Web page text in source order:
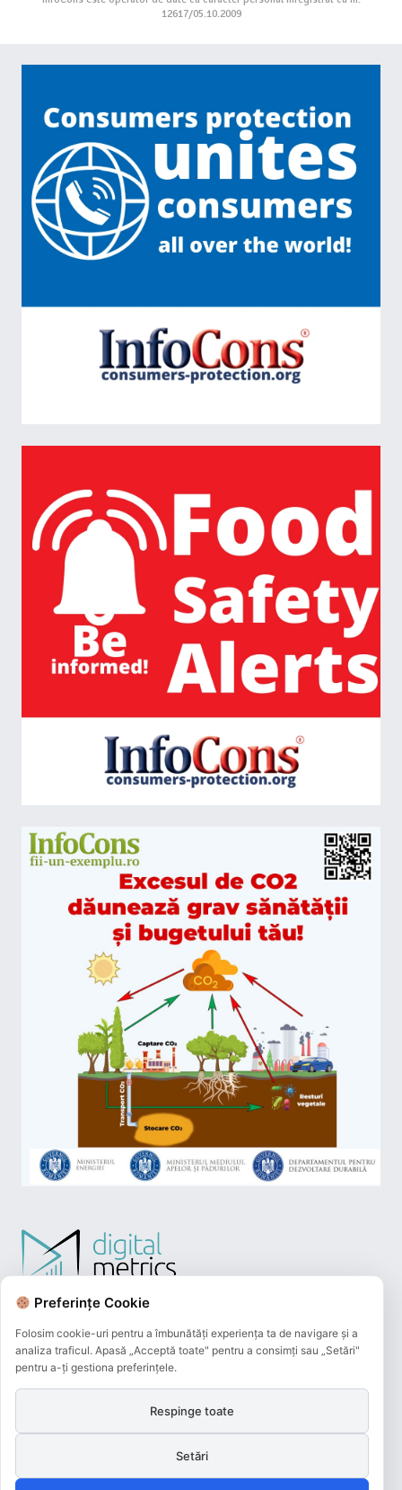
12617/05.10.2009
Plățile online efectuate pe acest site
și beneficiază de 3D-Secure.
Preferințe Cookie
Folosim cookie-uri pentru a îmbunătăți experiența ta de navigare și a
analiza traficul. Apasă „Acceptă toate" pentru a consimți sau „Setări"
pentru a-ți gestiona preferințele.
Respinge toate
Setări